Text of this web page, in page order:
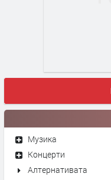
Музика
Концерти
Алтернативата